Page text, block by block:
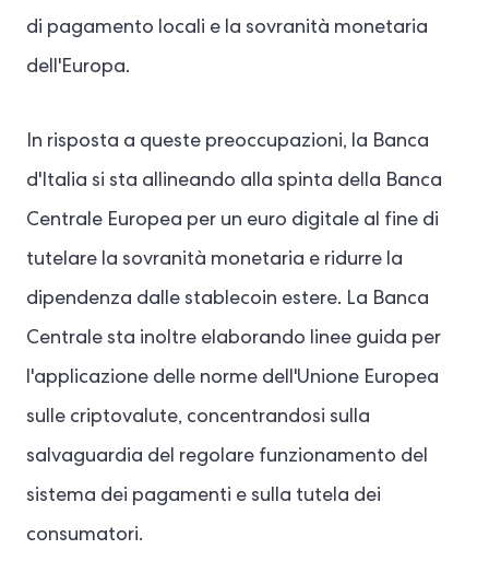
di pagamento locali e la sovranità monetaria
dell'Europa.
In risposta a queste preoccupazioni, la Banca
d'Italia si sta allineando alla spinta della Banca
Centrale Europea per un euro digitale al fine di
tutelare la sovranità monetaria e ridurre la
dipendenza dalle stablecoin estere. La Banca
Centrale sta inoltre elaborando linee guida per
l'applicazione delle norme dell'Unione Europea
sulle criptovalute, concentrandosi sulla
salvaguardia del regolare funzionamento del
sistema dei pagamenti e sulla tutela dei
consumatori.